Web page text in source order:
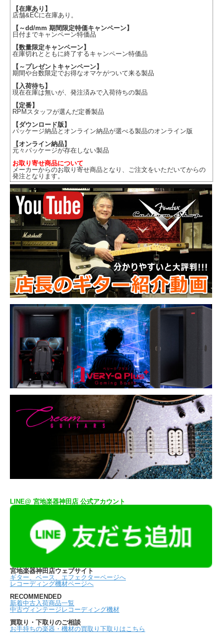
【在庫あり】
店舗&ECに在庫あり。
【～dd/mm 期間限定特価キャンペーン】
日付までキャンペーン特価品
【数量限定キャンペーン】
在庫切れとともに終了するキャンペーン特価品
【～プレゼントキャンペーン】
期間や台数限定でお得なオマケがついて来る製品
【入荷待ち】
現在在庫は無いが、発注済みで入荷待ちの製品
【定番】
RPMスタッフが選んだ定番製品
【ダウンロード版】
パッケージ納品とオンライン納品が選べる製品のオンライン版
【オンライン納品】
元々パッケージが存在しない製品
お取り寄せ商品について
メーカーからのお取り寄せ商品となり、ご注文をいただいてからの
発注となります。
LINE@ 宮地楽器神田店 公式アカウント
宮地楽器神田店ウェブサイト
ギター、ベース、エフェクターページへ
レコーディング機材ページへ
RECOMMENDED
新着中古入荷商品一覧
中古ヴィンテージレコーディング機材
買取り・下取りのご相談
お手持ちの楽器・機材の買取り下取りはこちら